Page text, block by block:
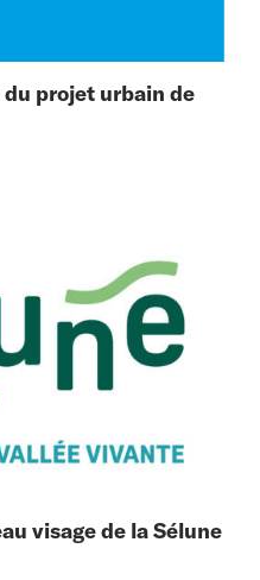
projet urbain de
visage de la Sélune